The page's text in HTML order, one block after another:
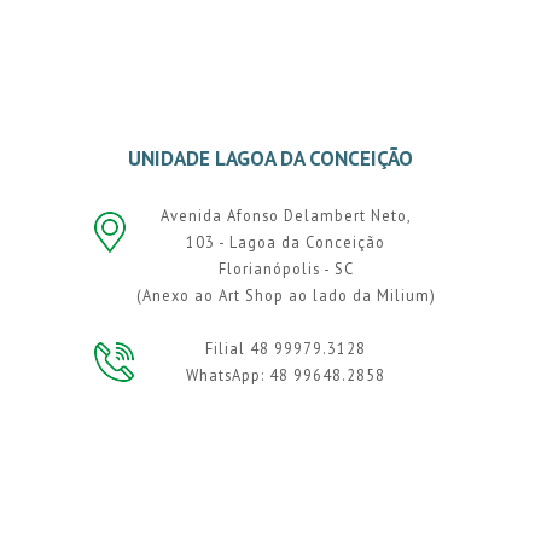
UNIDADE LAGOA DA CONCEIÇÃO
Avenida Afonso Delambert Neto,
103 - Lagoa da Conceição
Florianópolis - SC
(Anexo ao Art Shop ao lado da Milium)
Filial 48 99979.3128
WhatsApp: 48 99648.2858